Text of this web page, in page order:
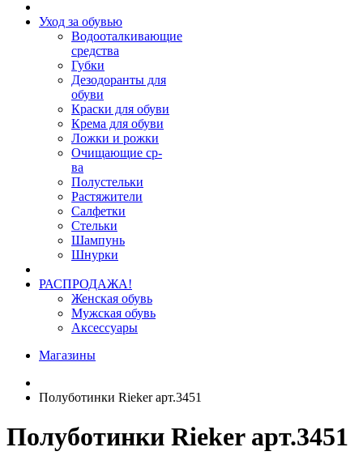
Уход за обувью
Водооталкивающие
средства
Губки
Дезодоранты для
обуви
Краски для обуви
Крема для обуви
Ложки и рожки
Очищающие ср-
ва
Полустельки
Растяжители
Салфетки
Стельки
Шампунь
Шнурки
РАСПРОДАЖА!
Женская обувь
Мужская обувь
Аксессуары
Магазины
Полуботинки Rieker арт.3451
Полуботинки Rieker арт.3451